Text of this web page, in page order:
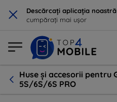
× Descărcați aplicația noastră
cumpărați mai ușor
Huse și accesorii pentru
5S/6S/6S PRO